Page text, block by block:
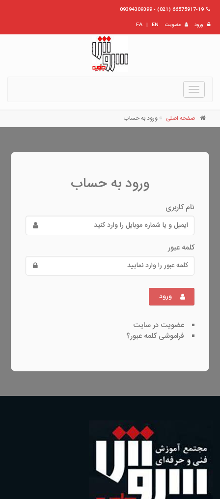
66575917-19 (021) - 09394309399
ورود
عضویت EN
|
FA
Toggle
navigation
صفحه اصلی ورود به حساب
ورود به حساب
نام کاربری
کلمه عبور
ورود
عضویت در سایت
فراموشی کلمه عبور؟